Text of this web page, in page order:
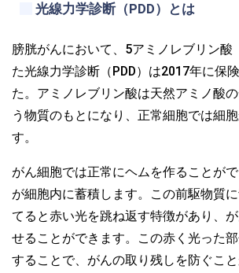
光線力学診断（PDD）とは
膀胱がんにおいて、5アミノレブリン酸
た光線力学診断（PDD）は2017年に保
た。アミノレブリン酸は天然アミノ酸
う物質のもとになり、正常細胞では細
す。
がん細胞では正常にヘムを作ることが
が細胞内に蓄積します。この前駆物質
てると赤い光を跳ね返す特徴があり、
せることができます。この赤く光った
することで、がんの取り残しを防ぐこと